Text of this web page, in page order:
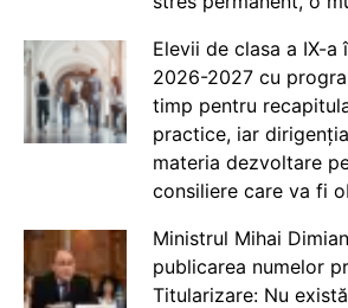
Elevii de clasa a IX-a
2026-2027 cu
timp pentru
practice, iar
materia dezvoltare
consiliere care va fi
Ministrul Mihai
publicarea numelor
Titularizare: Nu